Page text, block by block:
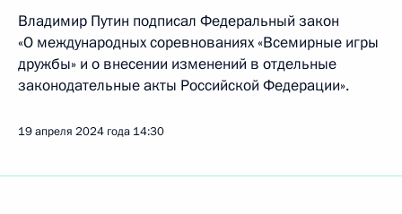
Владимир Путин подписал Федеральный закон
«О международных соревнованиях «Всемирные игры
дружбы» и о внесении изменений в отдельные
законодательные акты Российской Федерации».
19 апреля 2024 года 14:30